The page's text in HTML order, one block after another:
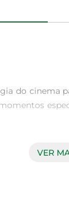
do
VER